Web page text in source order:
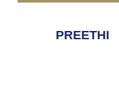
PREETHI